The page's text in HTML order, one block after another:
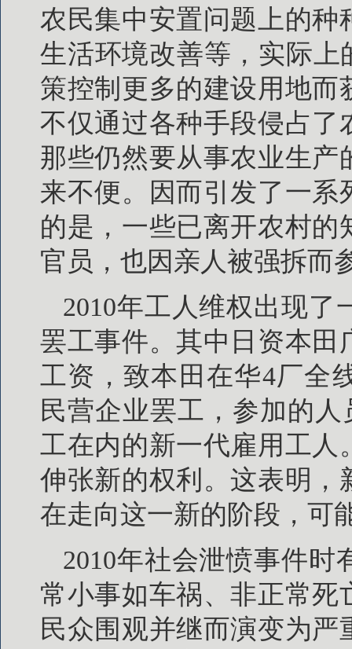
农民集中安置问题上的种
生活环境改善等，实际上
策控制更多的建设用地
不仅通过各种手段侵占了
那些仍然要从事农业生
来不便。因而引发了一
的是，一些已离开农村
官员，也因亲人被强拆而
2010年工人维权出现
罢工事件。其中日资本田
工资，致本田在华4厂全
民营企业罢工，参加的人
工在内的新一代雇用工人
伸张新的权利。这表明，
在走向这一新的阶段，可
2010年社会泄愤事件
常小事如车祸、非正常
民众围观并继而演变为